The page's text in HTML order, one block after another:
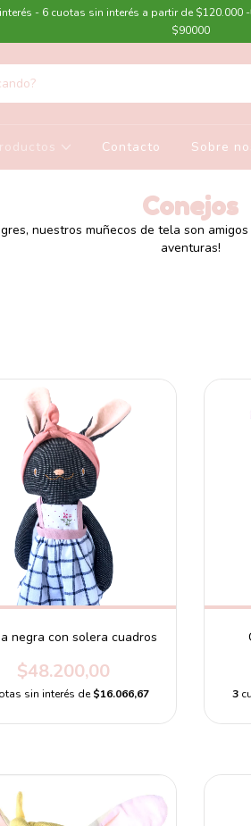
- 6 cuotas sin interés a partir de $120.000
$90000
Contacto Sobre
Conejos
nuestros muñecos de tela son
aventuras!
negra con solera cuadros
$48.200,00
sin interés de$16.066,67 3